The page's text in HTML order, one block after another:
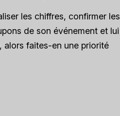
les chiffres, confirmer les
de son événement et lui
alors faites-en une priorité